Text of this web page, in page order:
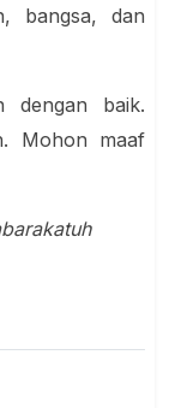
bangsa, dan
dengan baik.
Mohon maaf